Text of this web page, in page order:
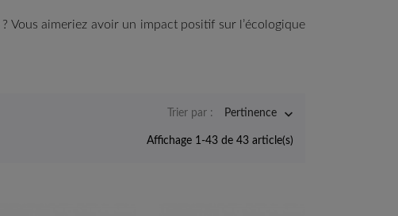
Vous aimeriez avoir un impact positif sur l’écologique
Trier par : Pertinence 
Affichage 1-43 de 43 article(s)